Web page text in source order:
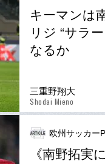
キーマンは
リジ “サラ
なるか
三重野翔大
Shodai Mieno
欧州サッカー
《南野拓実